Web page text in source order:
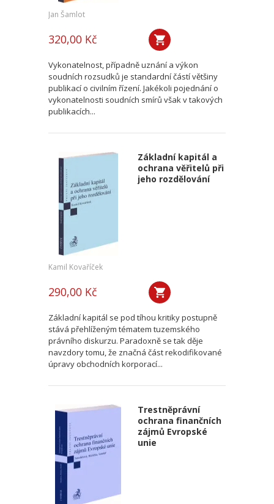
Jan Šamlot
320,00 Kč
Vykonatelnost, případně uznání a výkon
soudních rozsudků je standardní částí většiny
publikací o civilním řízení. Jakékoli pojednání o
vykonatelnosti soudních smírů však v takových
publikacích...
Základní kapitál a
ochrana věřitelů při
jeho rozdělování
Kamil Kovaříček
290,00 Kč
Základní kapitál se pod tíhou kritiky postupně
stává přehlíženým tématem tuzemského
právního diskurzu. Paradoxně se tak děje
navzdory tomu, že značná část rekodifikované
úpravy obchodních korporací...
Trestněprávní
ochrana finančních
zájmů Evropské
unie